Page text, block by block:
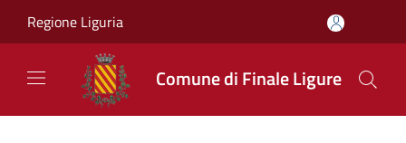
Regione Liguria
Comune di Finale Ligure